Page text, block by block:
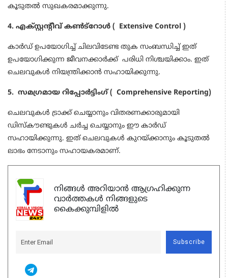
കൂടുതൽ സുഖകരമാക്കുന്നു.
4. എക്സ്റ്റൻ്റീവ് കൺട്റോൾ ( Extensive Control )
കാർഡ് ഉപയോഗിച്ച് ചിലവിടേണ്ട തുക സംബന്ധിച്ച് ഇത്
ഉപയോഗിക്കുന്ന ജീവനക്കാർക്ക് പരിധി നിശ്ചയിക്കാം. ഇത്
ചെലവുകൾ നിയന്ത്രിക്കാൻ സഹായിക്കുന്നു.
5. സമഗ്രമായ റിപ്പോർട്ടിംഗ് ( Comprehensive Reporting)
ചെലവുകൾ ട്രാക്ക് ചെയ്യാനും വിതരണക്കാരുമായി
ഡിസ്‌കൗണ്ടുകൾ ചർച്ച ചെയ്യാനും ഈ കാർഡ്
സഹായിക്കുന്നു. ഇത് ചെലവുകൾ കുറയ്ക്കാനും കൂടുതൽ
ലാഭം നേടാനും സഹായകരമാണ്.
നിങ്ങൾ അറിയാൻ ആഗ്രഹിക്കുന്ന
വാർത്തകൾ നിങ്ങളുടെ
കൈക്കുമ്പിളിൽ
Subscribe